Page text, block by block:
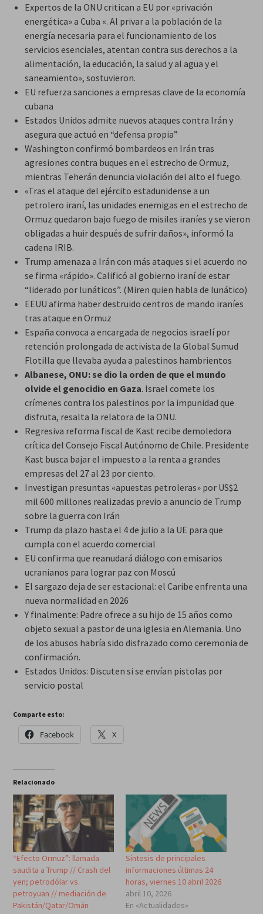
Expertos de la ONU critican a EU por «privación
energética» a Cuba «. Al privar a la población de la
energía necesaria para el funcionamiento de los
servicios esenciales, atentan contra sus derechos a la
alimentación, la educación, la salud y al agua y el
saneamiento», sostuvieron.
EU refuerza sanciones a empresas clave de la economía
cubana
Estados Unidos admite nuevos ataques contra Irán y
asegura que actuó en “defensa propia”
Washington confirmó bombardeos en Irán tras
agresiones contra buques en el estrecho de Ormuz,
mientras Teherán denuncia violación del alto el fuego.
«Tras el ataque del ejército estadunidense a un
petrolero iraní, las unidades enemigas en el estrecho de
Ormuz quedaron bajo fuego de misiles iraníes y se vieron
obligadas a huir después de sufrir daños», informó la
cadena IRIB.
Trump amenaza a Irán con más ataques si el acuerdo no
se firma «rápido». Calificó al gobierno iraní de estar
“liderado por lunáticos”. (Miren quien habla de lunático)
EEUU afirma haber destruido centros de mando iraníes
tras ataque en Ormuz
España convoca a encargada de negocios israelí por
retención prolongada de activista de la Global Sumud
Flotilla que llevaba ayuda a palestinos hambrientos
Albanese, ONU: se dio la orden de que el mundo
olvide el genocidio en Gaza. Israel comete los
crímenes contra los palestinos por la impunidad que
disfruta, resalta la relatora de la ONU.
Regresiva reforma fiscal de Kast recibe demoledora
crítica del Consejo Fiscal Autónomo de Chile. Presidente
Kast busca bajar el impuesto a la renta a grandes
empresas del 27 al 23 por ciento.
Investigan presuntas «apuestas petroleras» por US$2
mil 600 millones realizadas previo a anuncio de Trump
sobre la guerra con Irán
Trump da plazo hasta el 4 de julio a la UE para que
cumpla con el acuerdo comercial
EU confirma que reanudará diálogo con emisarios
ucranianos para lograr paz con Moscú
El sargazo deja de ser estacional: el Caribe enfrenta una
nueva normalidad en 2026
Y finalmente: Padre ofrece a su hijo de 15 años como
objeto sexual a pastor de una iglesia en Alemania. Uno
de los abusos habría sido disfrazado como ceremonia de
confirmación.
Estados Unidos: Discuten si se envían pistolas por
servicio postal
Comparte esto:
Facebook X
Relacionado
“Efecto Ormuz”: llamada
saudita a Trump // Crash del
yen; petrodólar vs.
petroyuan // mediación de
Pakistán/Qatar/Omán
Síntesis de principales
informaciones últimas 24
horas, viernes 10 abril 2026
abril 10, 2026
En «Actualidades»